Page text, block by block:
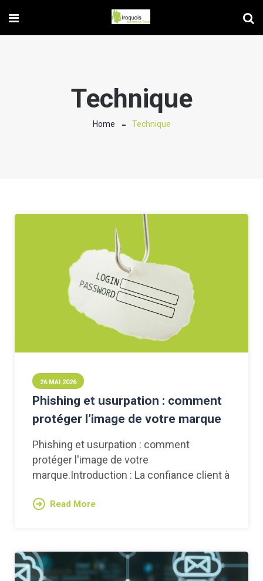
Technique
Home Technique
26 MAI 2026
Phishing et usurpation : comment
protéger l’image de votre marque
Phishing et usurpation : comment
protéger l'image de votre
marque.Introduction : La confiance client à
Read More